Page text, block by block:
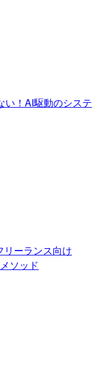
い！AI駆動のシステ
リーランス向け
ソッド